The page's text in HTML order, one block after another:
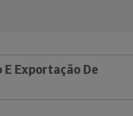
Exportação De